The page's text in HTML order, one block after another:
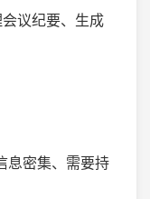
议纪要、生成
息密集、需要持